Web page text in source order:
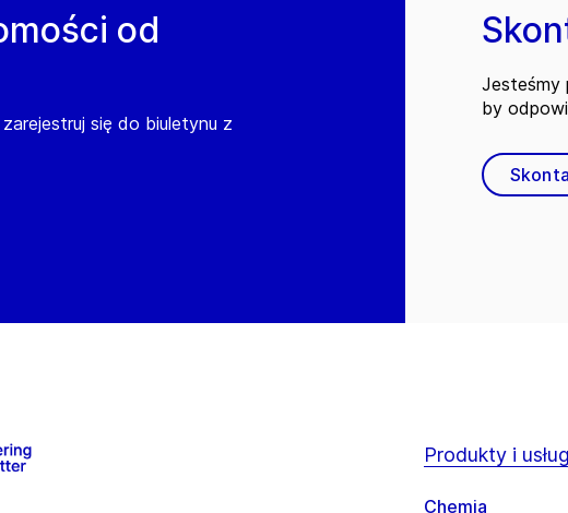
od
się do biuletynu z
Jesteśmy
by
Produkty i
Chemia